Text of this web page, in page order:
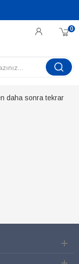
0
daha sonra tekrar